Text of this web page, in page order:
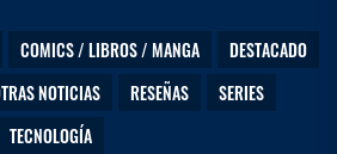
COMICS / LIBROS / MANGA
DESTACADO
OTRAS NOTICIAS RESEÑAS
SERIES
TECNOLOGÍA